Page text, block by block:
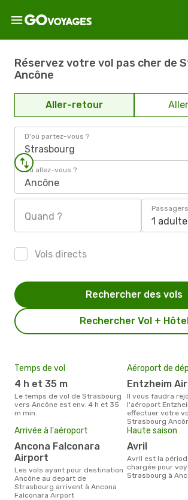
Réservez votre vol pas cher de
Ancône
Aller-retour
D'où partez-vous ?
Strasbourg
Où allez-vous ?
Ancône
Quand ?
Passagers
1 adulte
Vols directs
Rechercher Vol +
Rechercher des vols
Temps de vol
4 h et 35 m
Le temps de vol de Strasbourg
vers Ancône est env. 4 h et 35
m min.
Aéroport de
Entzheim
Il vous faudra rejoindre
l'aéroport
effectuer votre
Strasbourg
Arrivée à l'aéroport
Ancona Falconara
Airport
Les vols ayant pour destination
Ancône au depart de
Strasbourg arrivent à Ancona
Falconara Airport
Haute saison
avril
avril est la période la plus
chargée pour
Strasbourg à